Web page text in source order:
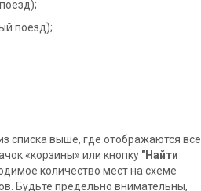
поезд);
списка выше, где отображаются все
«корзины» или кнопку "Найти
количество мест на схеме
Будьте предельно внимательны,